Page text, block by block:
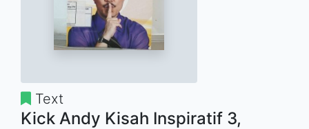
Text
Kick Andy Kisah Inspiratif 3,